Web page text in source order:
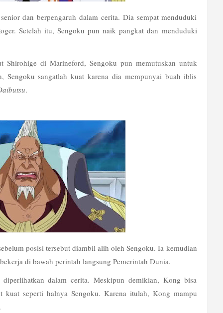
dan berpengaruh dalam cerita. Dia sempat menduduki
Setelah itu, Sengoku pun naik pangkat dan menduduki
Shirohige di Marineford, Sengoku pun memutuskan untuk
Sengoku sangatlah kuat karena dia mempunyai buah iblis
.
posisi tersebut diambil alih oleh Sengoku. Ia kemudian
di bawah perintah langsung Pemerintah Dunia.
dalam cerita. Meskipun demikian, Kong bisa
kuat seperti halnya Sengoku. Karena itulah, Kong mampu